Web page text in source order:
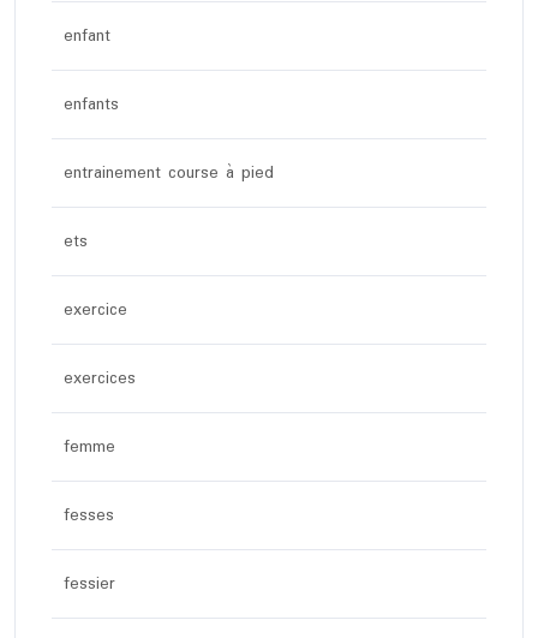
enfant
enfants
entrainement course à pied
ets
exercice
exercices
femme
fesses
fessier